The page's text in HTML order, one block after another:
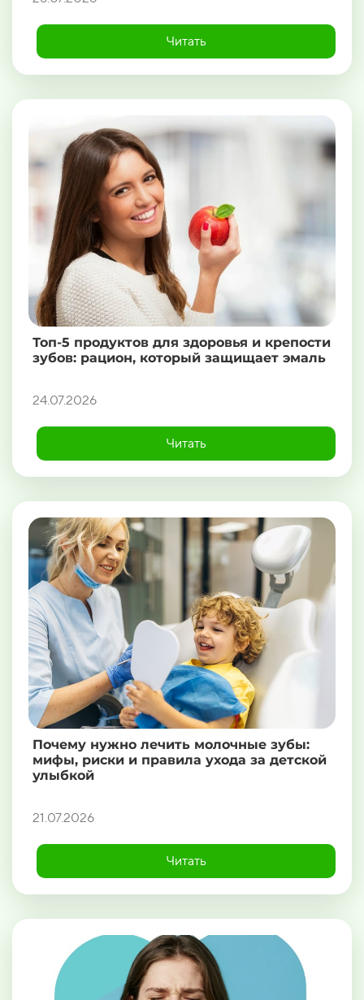
Читать
Топ-5 продуктов для здоровья и крепости
зубов: рацион, который защищает эмаль
24.07.2026
Читать
Почему нужно лечить молочные зубы:
мифы, риски и правила ухода за детской
улыбкой
21.07.2026
Читать